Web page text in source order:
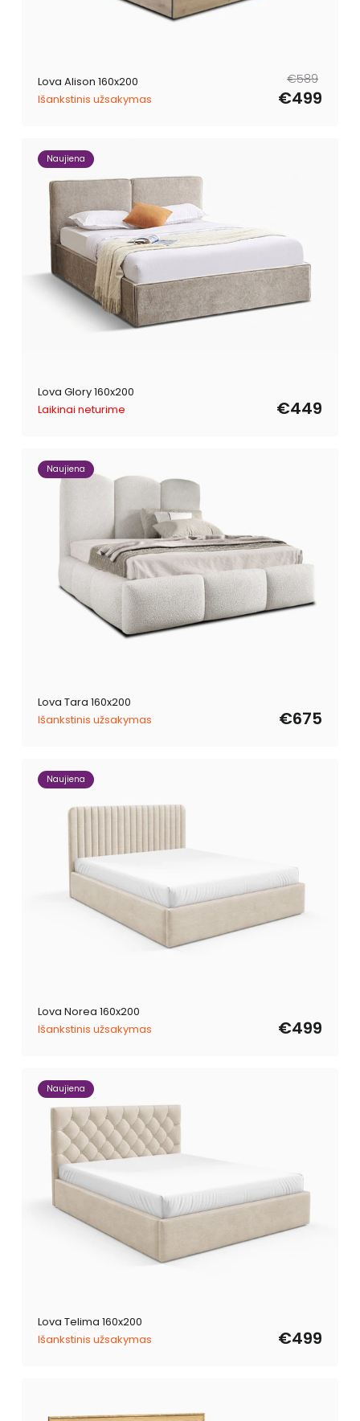
Lova Alison 160x200
Išankstinis užsakymas
Tavahind
€589
Müügihind
€499
Naujiena
Lova Glory 160x200
Laikinai neturime
€449
Naujiena
Lova Tara 160x200
Išankstinis užsakymas
€675
Naujiena
Lova Norea 160x200
Išankstinis užsakymas
€499
Naujiena
Lova Telima 160x200
Išankstinis užsakymas
€499